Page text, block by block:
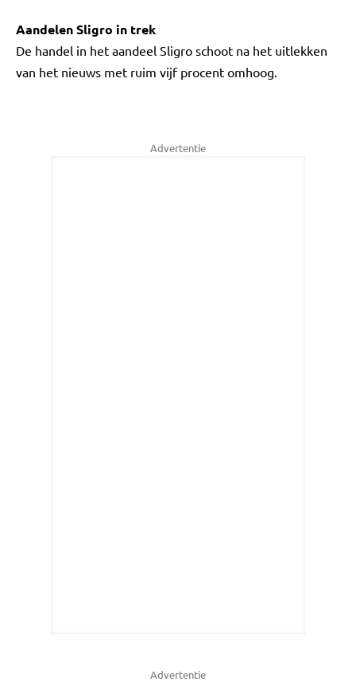
Aandelen Sligro in trek
De handel in het aandeel Sligro schoot na het uitlekken
van het nieuws met ruim vijf procent omhoog.
Advertentie
Advertentie